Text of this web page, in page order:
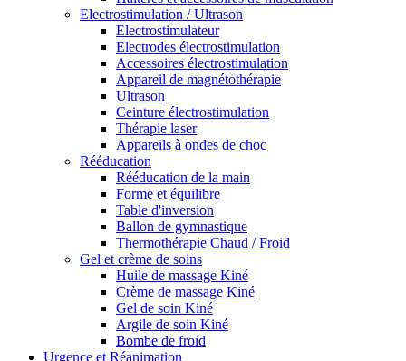
Electrostimulation / Ultrason
Electrostimulateur
Electrodes électrostimulation
Accessoires électrostimulation
Appareil de magnétothérapie
Ultrason
Ceinture électrostimulation
Thérapie laser
Appareils à ondes de choc
Rééducation
Rééducation de la main
Forme et équilibre
Table d'inversion
Ballon de gymnastique
Thermothérapie Chaud / Froid
Gel et crème de soins
Huile de massage Kiné
Crème de massage Kiné
Gel de soin Kiné
Argile de soin Kiné
Bombe de froid
Urgence et Réanimation